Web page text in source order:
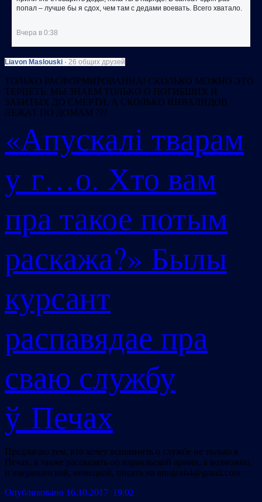
попал – лучше бы я сдох, чем там с дедами воевать. Всего хватало.
Вчера в 0:38
Liavon Maslouski · 26 общих друзей
ТОЛЬКО РАСФОРМИРОВАННА! СКОЛЬКО МОЖНО ЭТО
ТЕРПЕТЬ. МЫ ЗНАЕМ ТОЛЬКО О ПОГИБШИХ И
ЗАБИТЫХ ДО СМЕРТИ, А СКОЛЬКО ИНВАЛИДОВ
ЛЕЖАТ ПО ДОМАМ ???
«Апускалі тварам
у г…о. Хто вам
пра такое потым
раскажа?» Былы
курсант
распавядае пра
сваю службу
ў Печах
Предлагаю тем, кто хочет вспомнить о службе не только в
Печах, а также рассказать об израильской армии, а возможно,
и американской, немецкой, писать на amigosh4@gmail.com
Опубликовано 16.10.2017 19:02